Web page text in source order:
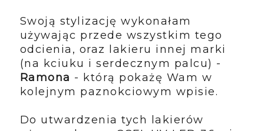
Swoją stylizację wykonałam
używając przede wszystkim tego
odcienia, oraz lakieru innej marki
(na kciuku i serdecznym palcu) -
Ramona - którą pokażę Wam w
kolejnym paznokciowym wpisie.
Do utwardzenia tych lakierów